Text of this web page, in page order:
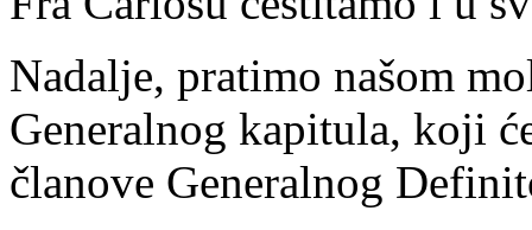
Nadalje, pratimo našom
Generalnog kapitula, koji
članove Generalnog